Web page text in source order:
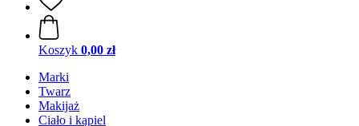
Koszyk 0,00 zł
Marki
Twarz
Makijaż
Ciało i kąpiel